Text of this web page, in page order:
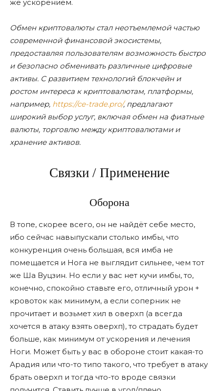
же ускорением.
Обмен криптовалюты стал неотъемлемой частью
современной финансовой экосистемы,
предоставляя пользователям возможность быстро
и безопасно обменивать различные цифровые
активы. С развитием технологий блокчейн и
ростом интереса к криптовалютам, платформы,
например, https://ce-trade.pro/, предлагают
широкий выбор услуг, включая обмен на фиатные
валюты, торговлю между криптовалютами и
хранение активов.
Связки / Применение
Оборона
В топе, скорее всего, он не найдёт себе место,
ибо сейчас навыпускали столько имбы, что
конкуренция очень большая, вся имба не
помещается и Нога не выглядит сильнее, чем тот
же Ша Вуцзин. Но если у вас нет кучи имбы, то,
конечно, спокойно ставьте его, отличный урон +
кровоток как минимум, а если соперник не
прочитает и возьмет хил в оверхп (а всегда
хочется в атаку взять оверхп), то страдать будет
больше, как минимум от ускорения и лечения
Ноги. Может быть у вас в обороне стоит какая-то
Арадия или что-то типо такого, что требует в атаку
брать оверхп и тогда что-то вроде связки